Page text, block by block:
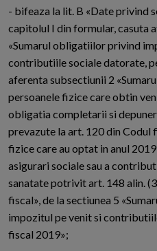
- bifeaza la lit. B «Date privind
capitolul I din formular, casuta
«Sumarul obligatiilor privind
contributiile sociale datorate,
aferenta subsectiunii 2
persoanele fizice care obtin
obligatia completarii si
prevazute la art. 120 din Codul
fizice care au optat in anul
asigurari sociale sau a
sanatate potrivit art. 148 alin.
fiscal», de la sectiunea 5
impozitul pe venit si
fiscal 2019»;